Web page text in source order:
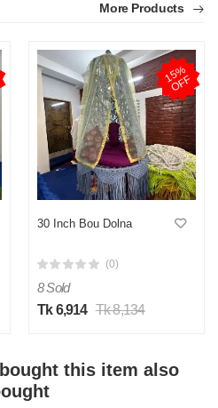
More Products
1
5
%
O
F
F
30 Inch Bou Dolna
(0)
8 Sold
Tk 6,914 Tk 8,134
this item also